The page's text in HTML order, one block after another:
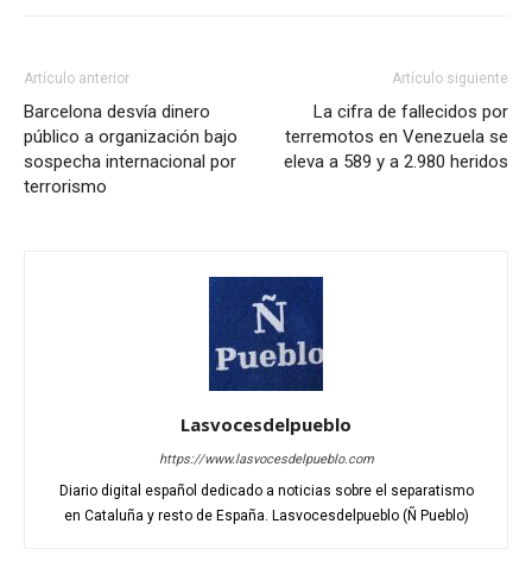
Artículo anterior
Barcelona desvía dinero
público a organización bajo
sospecha internacional por
terrorismo
Artículo siguiente
La cifra de fallecidos por
terremotos en Venezuela se
eleva a 589 y a 2.980 heridos
Lasvocesdelpueblo
https://www.lasvocesdelpueblo.com
Diario digital español dedicado a noticias sobre el separatismo
en Cataluña y resto de España. Lasvocesdelpueblo (Ñ Pueblo)